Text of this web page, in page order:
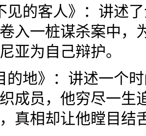
见的客人》：讲述
入一桩谋杀案中，
亚为自己辩护。
的地》：讲述一个
成员，他穷尽一生
真相却让他瞠目结